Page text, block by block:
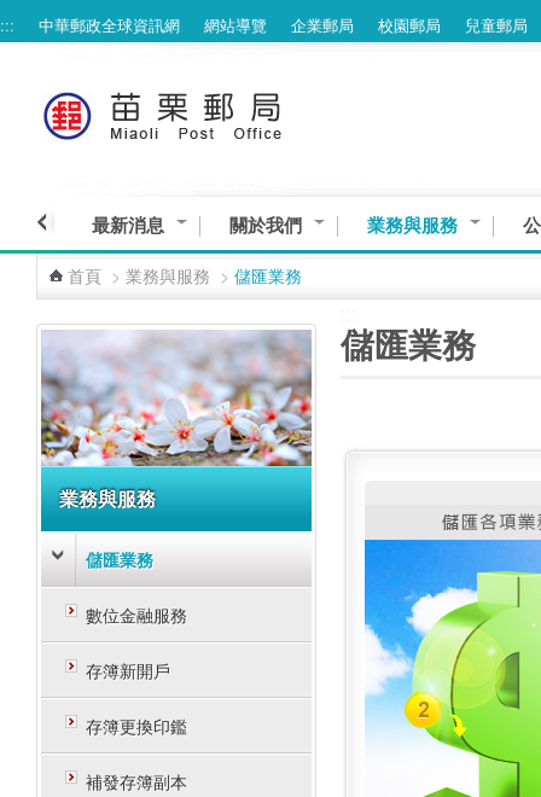
跳到主要內容區塊
::: 中華郵政全球資訊網 網站導覽 企業郵局 校園郵局 兒童郵局
最新消息 關於我們 業務與服務
首頁 > 業務與服務 > 儲匯業務
業務與服務
儲匯業務
數位金融服務
存簿新開戶
存簿更換印鑑
補發存簿副本
儲匯業務